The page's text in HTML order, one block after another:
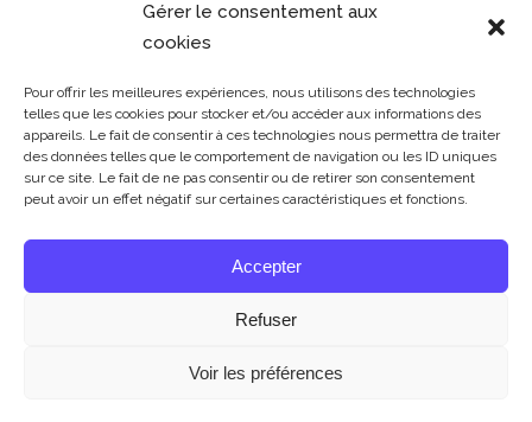
Gérer le consentement aux
cookies
Pour offrir les meilleures expériences, nous utilisons des technologies
telles que les cookies pour stocker et/ou accéder aux informations des
appareils. Le fait de consentir à ces technologies nous permettra de traiter
des données telles que le comportement de navigation ou les ID uniques
sur ce site. Le fait de ne pas consentir ou de retirer son consentement
peut avoir un effet négatif sur certaines caractéristiques et fonctions.
Accepter
Refuser
Voir les préférences
Jobs
Mentions Légales
Politique de cookies
Presse